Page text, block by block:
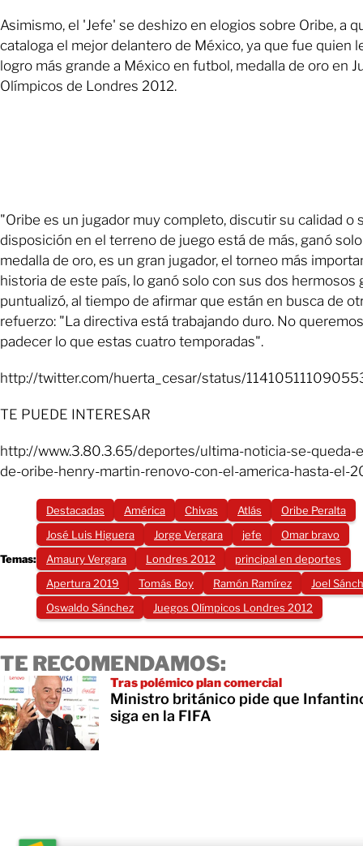
Asimismo, el 'Jefe' se deshizo en elogios sobre Oribe, a
cataloga el mejor delantero de México, ya que fue quien
logro más grande a México en futbol, medalla de oro en
Olímpicos de Londres 2012.
"Oribe es un jugador muy completo, discutir su calidad o
disposición en el terreno de juego está de más, ganó
medalla de oro, es un gran jugador, el torneo más
historia de este país, lo ganó solo con sus dos hermosos
puntualizó, al tiempo de afirmar que están en busca de
refuerzo: "La directiva está trabajando duro. No queremos
padecer lo que estas cuatro temporadas".
http://twitter.com/huerta_cesar/status/
TE PUEDE INTERESAR
http://www.3.80.3.65/deportes/ultima-noticia-se-queda-
de-oribe-henry-martin-renovo-con-el-america-hasta-el-
Temas:
Destacadas América Chivas Atlás
Oribe Peralta
José Luis Higuera
Jorge Vergara jefe
Omar bravo
Amaury Vergara
Londres 2012
principal en deportes
Apertura 2019
Tomás Boy Ramón Ramírez
Joel
Oswaldo Sánchez
Juegos Olímpicos Londres 2012
TE RECOMENDAMOS:
Tras polémico plan comercial
Ministro británico pide que
siga en la FIFA